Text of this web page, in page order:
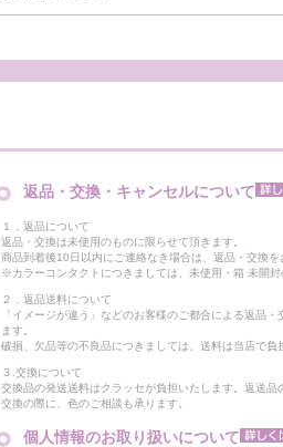
返品・交換・キャンセルについて
１．返品について
返品・交換は未使用のものに限らせて頂きます。
商品到着後10日以内にご連絡なき場合は、返品・交換を
※カラーコンタクトにつきましては、未使用・箱 未開封
２．返品送料について
「イメージが違う」などのお客様のご都合による返品
ます。
破損、欠品等の不良品につきましては、送料は当店で負
３.交換について
交換品の発送送料はクラッセが負担いたします。返送品
交換の際に、色のご相談も承ります。
個人情報のお取り扱いについて